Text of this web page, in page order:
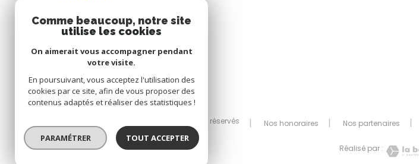
Nous adhérons
© 2026 | Tous droits réservés Nos honoraires Nos partenaires
Réalisé par :
Comme beaucoup, notre site
utilise les cookies
On aimerait vous accompagner pendant
votre visite.
En poursuivant, vous acceptez l'utilisation des
cookies par ce site, afin de vous proposer des
contenus adaptés et réaliser des statistiques !
PARAMÉTRER TOUT ACCEPTER